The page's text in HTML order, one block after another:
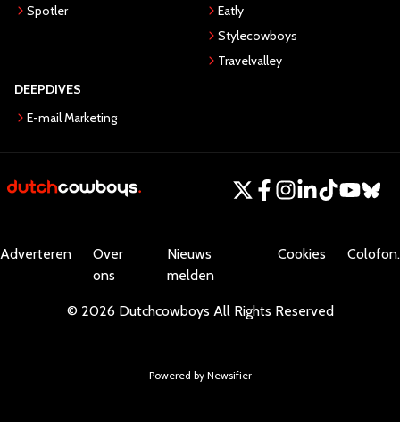
Spotler
Eatly
Stylecowboys
Travelvalley
DEEPDIVES
E-mail Marketing
Adverteren
Over
ons
Nieuws
melden
Cookies Colofon.
© 2026 Dutchcowboys All Rights Reserved
Powered by Newsifier